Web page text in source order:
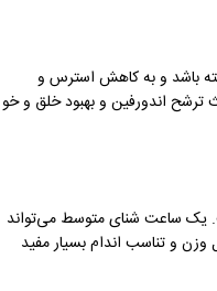
باشد و به کاهش استرس و
اندورفین و بهبود خلق و خو
یک ساعت شنای متوسط می‌تواند
کنترل وزن و تناسب اندام بسیار مفید